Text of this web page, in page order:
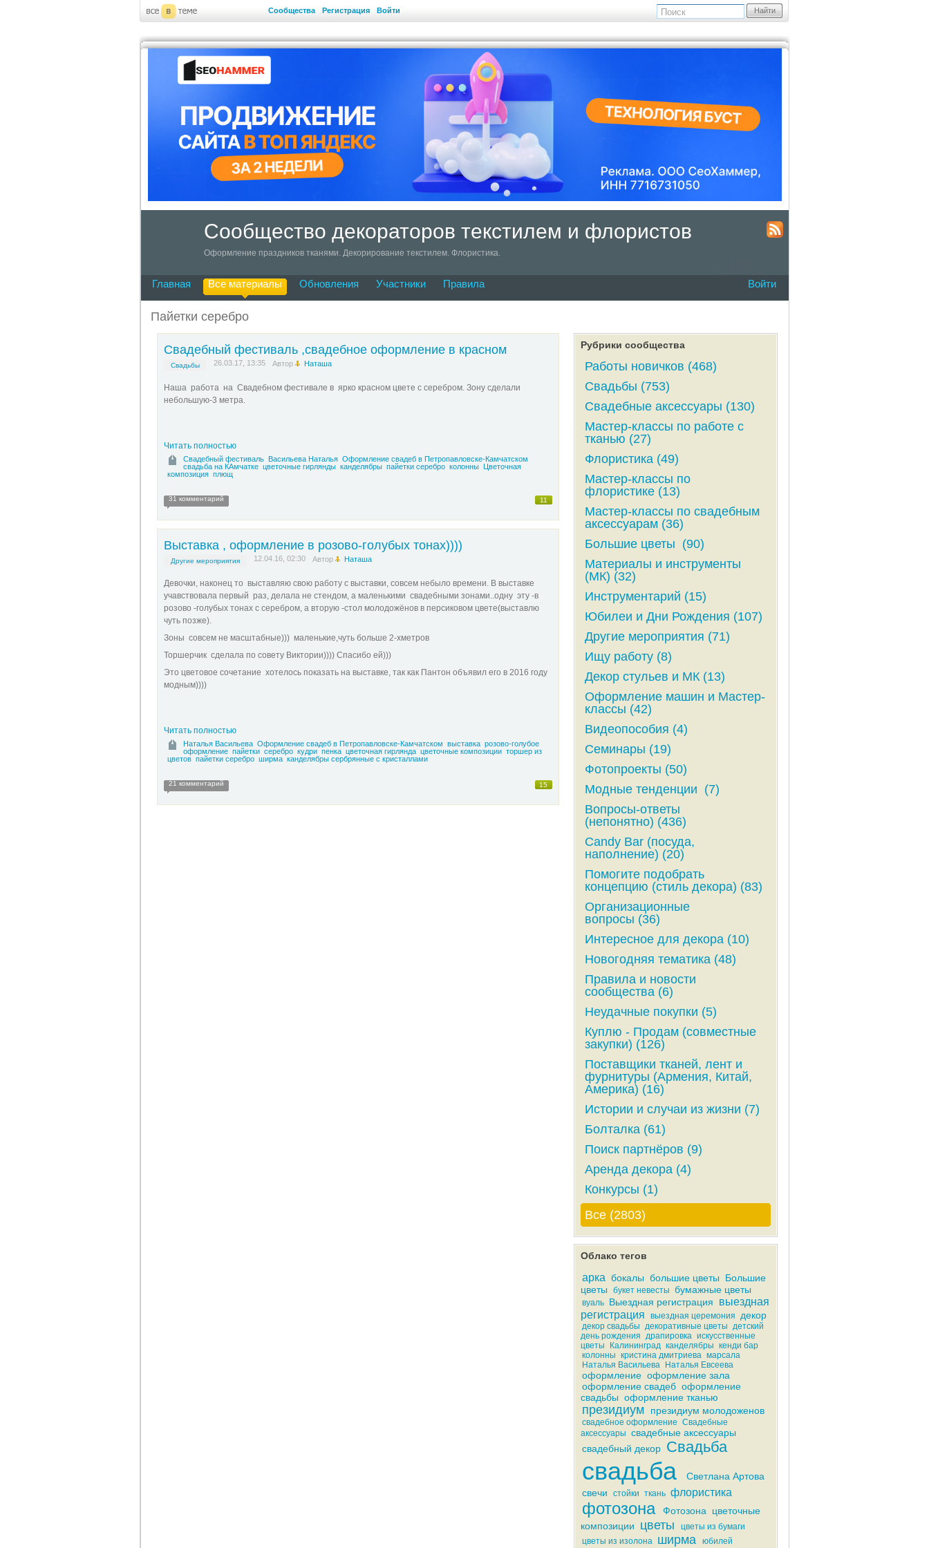
Сообщества Регистрация Войти Найти
Сообщество декораторов текстилем и флористов
Оформление праздников тканями. Декорирование текстилем. Флористика.
Главная Все материалы Обновления Участники Правила Войти
Пайетки серебро
Свадебный фестиваль ,свадебное оформление в красном
Свадьбы 26.03.17, 13:35 Автор Наташа
Наша работа на Свадебном фестивале в ярко красном цвете с серебром. Зону сделали
небольшую-3 метра.
Читать полностью
Свадебный фестиваль Васильева Наталья Оформление свадеб в Петропавловске-Камчатском
свадьба на КАмчатке цветочные гирлянды канделябры пайетки серебро колонны
Цветочная
композиция плющ
11
31 комментарий
Выставка , оформление в розово-голубых тонах))))
Другие мероприятия 12.04.16, 02:30 Автор Наташа
Девочки, наконец то выставляю свою работу с выставки, совсем небыло времени. В выставке
учавствовала первый раз, делала не стендом, а маленькими свадебными зонами..одну эту -в
розово -голубых тонах с серебром, а вторую -стол молодожёнов в персиковом цвете(выставлю
чуть позже).
Зоны совсем не масштабные))) маленькие,чуть больше 2-хметров
Торшерчик сделала по совету Виктории)))) Спасибо ей)))
Это цветовое сочетание хотелось показать на выставке, так как Пантон объявил его в 2016 году
модным))))
Читать полностью
Наталья Васильева Оформление свадеб в Петропавловске-Камчатском выставка розово-голубое
оформление пайетки серебро кудри пенка цветочная гирлянда цветочные композиции торшер из
цветов пайетки серебро ширма канделябры сербрянные с кристаллами
15
21 комментарий
Рубрики сообщества
Работы новичков (468)
Свадьбы (753)
Свадебные аксессуары (130)
Мастер-классы по работе с
тканью (27)
Флористика (49)
Мастер-классы по
флористике (13)
Мастер-классы по свадебным
аксессуарам (36)
Большие цветы (90)
Материалы и инструменты
(МК) (32)
Инструментарий (15)
Юбилеи и Дни Рождения (107)
Другие мероприятия (71)
Ищу работу (8)
Декор стульев и МК (13)
Оформление машин и Мастер-
классы (42)
Видеопособия (4)
Семинары (19)
Фотопроекты (50)
Модные тенденции (7)
Вопросы-ответы
(непонятно) (436)
Candy Bar (посуда,
наполнение) (20)
Помогите подобрать
концепцию (стиль декора) (83)
Организационные
вопросы (36)
Интересное для декора (10)
Новогодняя тематика (48)
Правила и новости
сообщества (6)
Неудачные покупки (5)
Куплю - Продам (совместные
закупки) (126)
Поставщики тканей, лент и
фурнитуры (Армения, Китай,
Америка) (16)
Истории и случаи из жизни (7)
Болталка (61)
Поиск партнёров (9)
Аренда декора (4)
Конкурсы (1)
Все (2803)
Облако тегов
арка бокалы большие цветы
Большие
цветы
букет невесты бумажные цветы
вуаль Выездная регистрация
выездная
регистрация
выездная церемония декор
декор свадьбы декоративные цветы детский
день рождения драпировка искусственные
цветы
Калининград канделябры кенди бар
колонны кристина дмитриева марсала
Наталья Васильева
Наталья Евсеева
оформление оформление зала
оформление свадеб оформление
свадьбы оформление тканью
президиум президиум молодоженов
свадебное оформление Свадебные
аксессуары свадебные аксессуары
свадебный декор Свадьба
свадьба
Светлана Артова
свечи
стойки ткань флористика
фотозона Фотозона цветочные
композиции
цветы
цветы из бумаги
цветы из изолона
ширма юбилей